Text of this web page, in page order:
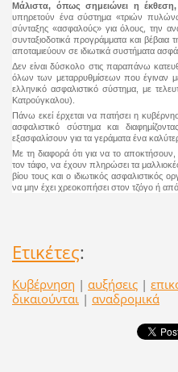
Μάλιστα, όπως σημειώνει η έκθεση,
υπηρετούν ένα σύστημα «τριών
σύνταξης «ασφαλούς» για όλους, την
συνταξιοδοτικά προγράμματα και
αποταμιεύουν σε ιδιωτικά συστήματα
Δεν είναι δύσκολο στις παραπάνω
όλων των μεταρρυθμίσεων που έγιναν
ελληνικό ασφαλιστικό σύστημα, με
Κατρούγκαλου).
Πάνω εκεί έρχεται να πατήσει η
ασφαλιστικό σύστημα και
εξασφαλίσουν για τα γεράματα ένα
Με τη διαφορά ότι για να το
τον τάφο, να έχουν πληρώσει τα
βίου τους και ο ιδιωτικός ασφαλιστικός
να μην έχει χρεοκοπήσει στον τζόγο ή
Ετικέτες:
Κυβέρνηση | αυξήσεις |
δικαιούνται | αναδρομικά